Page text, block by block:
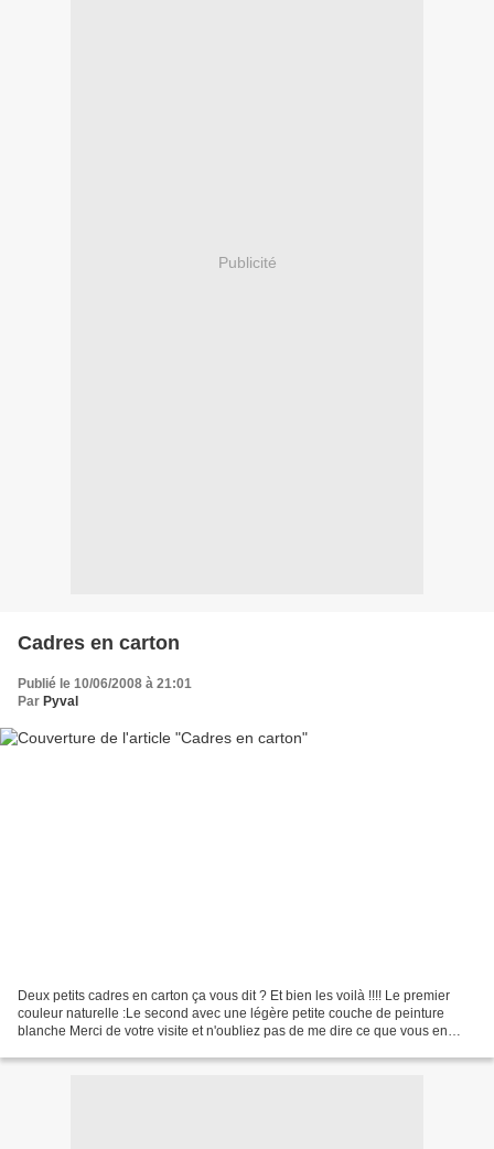
Publicité
Cadres en carton
Publié le 10/06/2008 à 21:01
Par Pyval
Deux petits cadres en carton ça vous dit ? Et bien les voilà !!!! Le premier
couleur naturelle :Le second avec une légère petite couche de peinture
blanche Merci de votre visite et n'oubliez pas de me dire ce que vous en